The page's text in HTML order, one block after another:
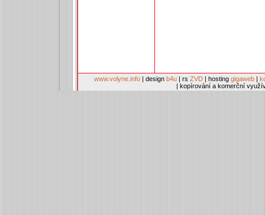
www.volyne.info | design b4u | rs ZVD | hosting gigaweb |
| kopírování a komerční